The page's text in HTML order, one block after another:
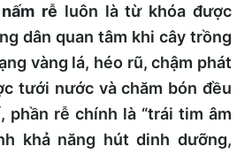
rễ luôn là từ khóa được
dân quan tâm khi cây trồng
vàng lá, héo rũ, chậm phát
tưới nước và chăm bón đều
phần rễ chính là “trái tim âm
khả năng hút dinh dưỡng,